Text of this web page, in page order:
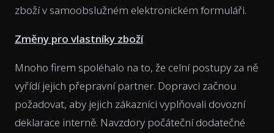
zboží v samoobslužném elektronickém formuláři.
Změny pro vlastníky zboží
Mnoho firem spoléhalo na to, že celní postupy za ně
vyřídí jejich přepravní partner. Dopravci začnou
požadovat, aby jejich zákazníci vyplňovali dovozní
deklarace interně. Navzdory počáteční dodatečné